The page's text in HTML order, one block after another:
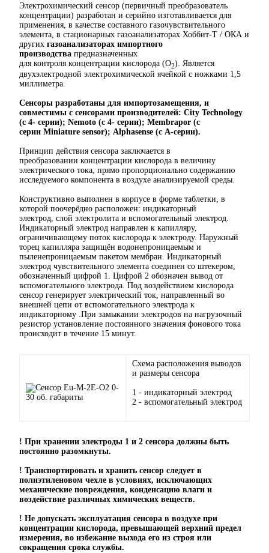
Электрохимический сенсор (первичный преобразователь
концентрации) разработан и серийно изготавливается для
применения, в качестве составного газочувствительного
элемента, в стационарных газоанализаторах Хоббит-Т / ОКА и
других газоанализаторах импортного
производства предназначенных
для контроля концентрации кислорода (O2). Является
двухэлектродной электрохимической ячейкой с ножками 1,5
миллиметра.
Сенсоры разработаны для импортозамещения, и
совместимы с сенсорами производителей: Сity Technology
(с 4- серии); Nemoto (с 4- серии); Membrapor (с
серии Miniature sensor); Alphasense (с А-серии).
Принцип действия сенсора заключается в
преобразовании концентрации кислорода в величину
электрического тока, прямо пропорционально содержанию
исследуемого компонента в воздухе анализируемой среды.
Конструктивно выполнен в корпусе в форме таблетки, в
которой поочерёдно расположен: индикаторный
электрод, слой электролита и вспомогательный электрод.
Индикаторный электрод направлен к капилляру,
ограничивающему поток кислорода к электроду. Наружный
торец капилляра защищён водонепроницаемым и
пыленепроницаемым пакетом мембран. Индикаторный
электрод чувствительного элемента соединен со штекером,
обозначенный цифрой 1. Цифрой 2 обозначен вывод от
вспомогательного электрода. Под воздействием кислорода
сенсор генерирует электрический ток, направленный во
внешней цепи от вспомогательного электрода к
индикаторному .При замыкании электродов на нагрузочный
резистор установление постоянного значения фонового тока
происходит в течение 15 минут.
Схема расположения выводов
и размеры сенсора
1 - индикаторный электрод
2 - вспомогательный электрод
! При хранении электроды 1 и 2 сенсора должны быть
постоянно разомкнуты.
! Транспортировать и хранить сенсор следует в
полиэтиленовом чехле в условиях, исключающих
механические повреждения, конденсацию влаги и
воздействие различных химических веществ.
! Не допускать эксплуатация сенсора в воздухе при
концентрации кислорода, превышающей верхний предел
измерения, во избежание выхода его из строя или
сокращения срока службы.